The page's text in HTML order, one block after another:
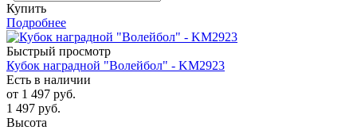
Купить
Подробнее
Быстрый просмотр
Кубок наградной "Волейбол" - KM2923
Есть в наличии
от 1 497 руб.
1 497 руб.
Высота